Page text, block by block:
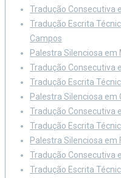
Tradução Consecutiva
Tradução Escrita
Campos
Palestra Silenciosa em
Tradução Consecutiva
Tradução Escrita
Palestra Silenciosa em
Tradução Consecutiva
Tradução Escrita
Palestra Silenciosa em
Tradução Consecutiva
Tradução Escrita